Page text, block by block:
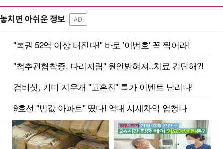
놓치면 아쉬운 정보 AD